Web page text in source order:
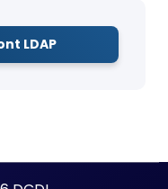
LDAP